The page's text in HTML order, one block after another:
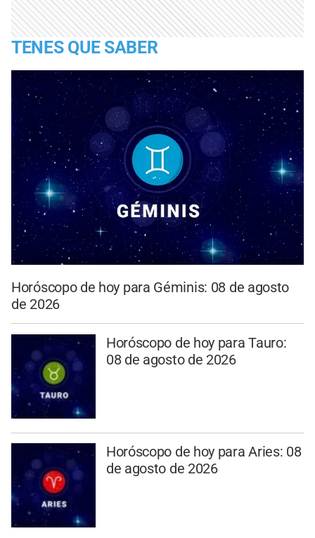
TENES QUE SABER
Horóscopo de hoy para Géminis: 08 de agosto
de 2026
Horóscopo de hoy para Tauro:
08 de agosto de 2026
Horóscopo de hoy para Aries: 08
de agosto de 2026